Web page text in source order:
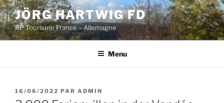
Aller
au
contenu
principal
JÖRG HARTWIG FD
RP Tourisme France – Allemagne
Menu
PUBLIÉ
LE
16/06/2022 PAR ADMIN